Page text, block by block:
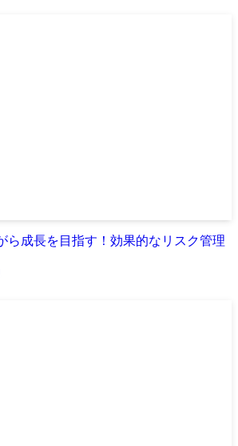
ら成長を目指す！効果的なリスク管理